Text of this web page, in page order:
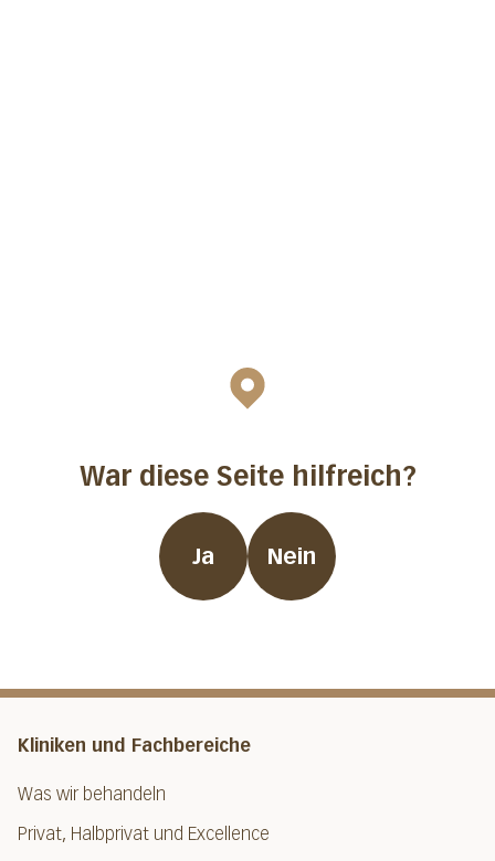
War diese Seite hilfreich?
Ja Nein
Kliniken und Fachbereiche
Was wir behandeln
Privat, Halbprivat und Excellence